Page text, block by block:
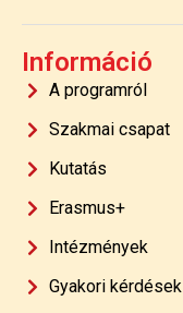
Információ
A programról
Szakmai csapat
Kutatás
Erasmus+
Intézmények
Gyakori kérdések